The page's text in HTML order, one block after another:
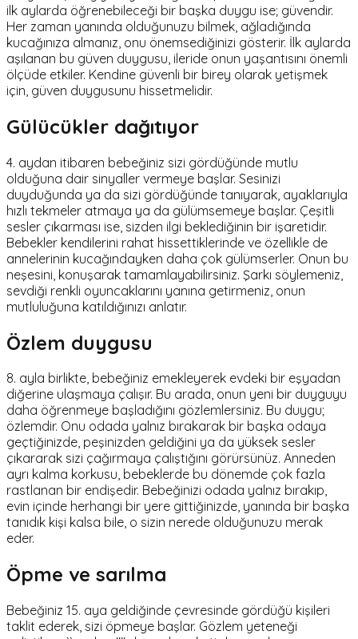
ilk aylarda öğrenebileceği bir başka duygu ise; güvendir.
Her zaman yanında olduğunuzu bilmek, ağladığında
kucağınıza almanız, onu önemsediğinizi gösterir. İlk aylarda
aşılanan bu güven duygusu, ileride onun yaşantısını önemli
ölçüde etkiler. Kendine güvenli bir birey olarak yetişmek
için, güven duygusunu hissetmelidir.
Gülücükler dağıtıyor
4. aydan itibaren bebeğiniz sizi gördüğünde mutlu
olduğuna dair sinyaller vermeye başlar. Sesinizi
duyduğunda ya da sizi gördüğünde tanıyarak, ayaklarıyla
hızlı tekmeler atmaya ya da gülümsemeye başlar. Çeşitli
sesler çıkarması ise, sizden ilgi beklediğinin bir işaretidir.
Bebekler kendilerini rahat hissettiklerinde ve özellikle de
annelerinin kucağındayken daha çok gülümserler. Onun bu
neşesini, konuşarak tamamlayabilirsiniz. Şarkı söylemeniz,
sevdiği renkli oyuncaklarını yanına getirmeniz, onun
mutluluğuna katıldığınızı anlatır.
Özlem duygusu
8. ayla birlikte, bebeğiniz emekleyerek evdeki bir eşyadan
diğerine ulaşmaya çalışır. Bu arada, onun yeni bir duyguyu
daha öğrenmeye başladığını gözlemlersiniz. Bu duygu;
özlemdir. Onu odada yalnız bırakarak bir başka odaya
geçtiğinizde, peşinizden geldiğini ya da yüksek sesler
çıkararak sizi çağırmaya çalıştığını görürsünüz. Anneden
ayrı kalma korkusu, bebeklerde bu dönemde çok fazla
rastlanan bir endişedir. Bebeğinizi odada yalnız bırakıp,
evin içinde herhangi bir yere gittiğinizde, yanında bir başka
tanıdık kişi kalsa bile, o sizin nerede olduğunuzu merak
eder.
Öpme ve sarılma
Bebeğiniz 15. aya geldiğinde çevresinde gördüğü kişileri
taklit ederek, sizi öpmeye başlar. Gözlem yeteneği